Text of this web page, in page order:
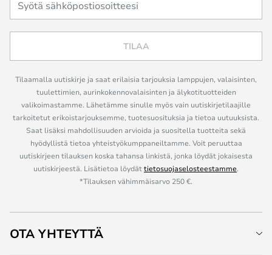
TILAA
Tilaamalla uutiskirje ja saat erilaisia tarjouksia lamppujen, valaisinten,
tuulettimien, aurinkokennovalaisinten ja älykotituotteiden
valikoimastamme. Lähetämme sinulle myös vain uutiskirjetilaajille
tarkoitetut erikoistarjouksemme, tuotesuosituksia ja tietoa uutuuksista.
Saat lisäksi mahdollisuuden arvioida ja suositella tuotteita sekä
hyödyllistä tietoa yhteistyökumppaneiltamme. Voit peruuttaa
uutiskirjeen tilauksen koska tahansa linkistä, jonka löydät jokaisesta
uutiskirjeestä. Lisätietoa löydättietosuojaselosteestamme.
*Tilauksen vähimmäisarvo 250 €.
OTA YHTEYTTÄ